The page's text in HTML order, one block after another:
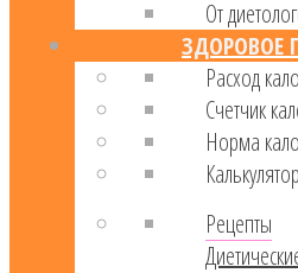
От
ЗДОРОВОЕ
Расход
Cчетчик
Норма
Рецепты